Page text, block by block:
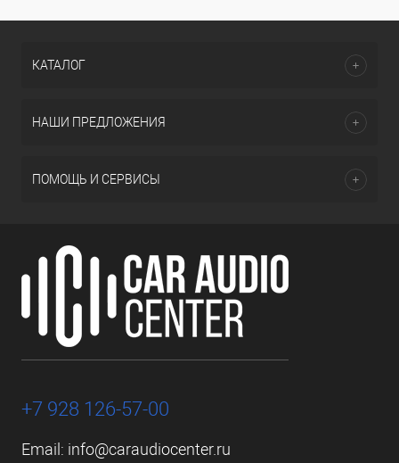
КАТАЛОГ
НАШИ ПРЕДЛОЖЕНИЯ
ПОМОЩЬ И СЕРВИСЫ
+7 928 126-57-00
Email: info@caraudiocenter.ru